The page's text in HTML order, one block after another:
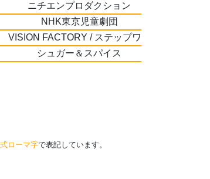
ニチエンプロダクション
NHK東京児童劇団
VISION FACTORY / ステップワン
シュガー＆スパイス
ローマ字で表記しています。